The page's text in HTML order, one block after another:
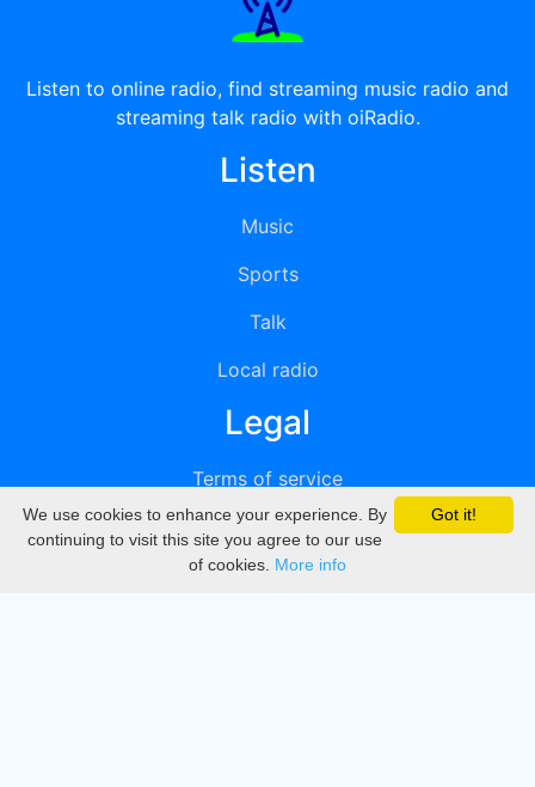
Listen to online radio, find streaming music radio and
streaming talk radio with oiRadio.
Listen
Music
Sports
Talk
Local radio
Legal
Terms of service
Privacy
DMCA
Got it!
We use cookies to enhance your experience. By
continuing to visit this site you agree to our use
of cookies. More info